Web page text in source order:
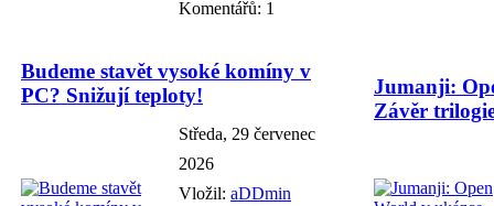
Komentářů: 1
Budeme stavět vysoké komíny v
PC? Snižují teploty!
Středa, 29 červenec
2026
Vložil: aDDmin
Jumanji:
Závěr